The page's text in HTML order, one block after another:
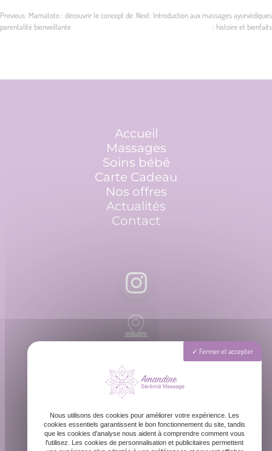
Navigation
l’article
Previous: Mamatoto : découvrir le concept de
parentalité bienveillante
Next: Introduction aux massages ayurvédiques
: histoire et bienfaits
Accueil
Massages
Soins bébé
Carte Cadeau
Nos offres
Actualités
Contact
Rue Barreyre, 33300 BordeauxFermer et accepter
Nous utilisons des cookies pour améliorer votre expérience. Les
cookies essentiels garantissent le bon fonctionnement du site, tandis
que les cookies d'analyse nous aident à comprendre comment vous
l'utilisez. Les cookies de personnalisation et publicitaires permettent